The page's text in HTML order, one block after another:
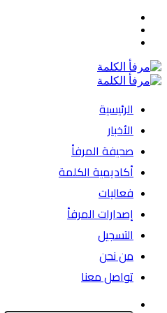
الرئيسية
الأخبار
صحيفة المرفأ
أكاديمية الكلمة
فعاليات
إصدارات المرفأ
التسجيل
من نحن
تواصل معنا